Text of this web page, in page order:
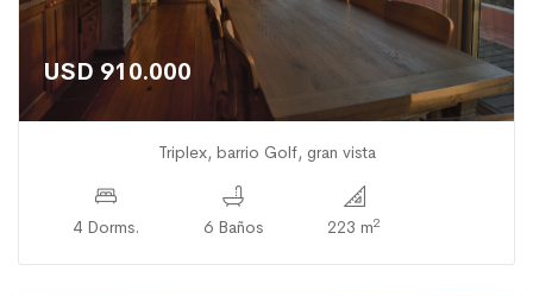
USD 910.000
Triplex, barrio Golf, gran vista
4 Dorms. 6 Baños 223 m2